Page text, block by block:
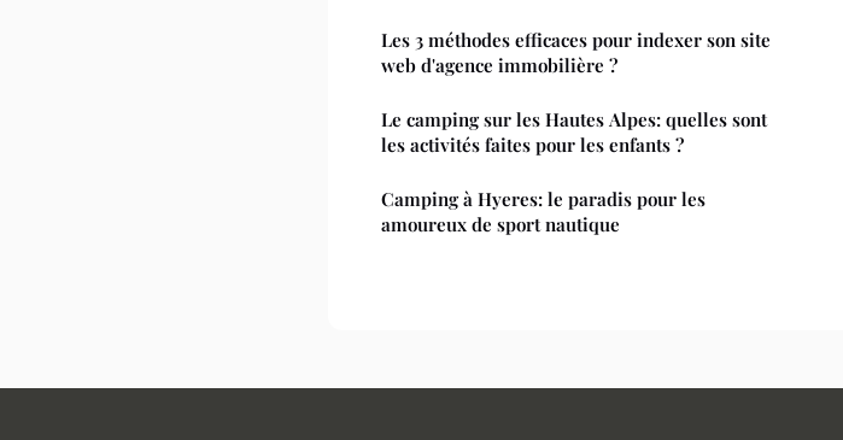
Les 3 méthodes efficaces pour indexer son site
web d'agence immobilière ?
Le camping sur les Hautes Alpes: quelles sont
les activités faites pour les enfants ?
Camping à Hyeres: le paradis pour les
amoureux de sport nautique